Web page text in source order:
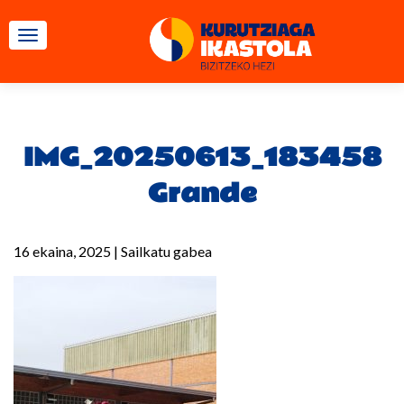
TOGGLE NAVIGATION
IMG_20250613_183458
Grande
16 ekaina, 2025 | Sailkatu gabea